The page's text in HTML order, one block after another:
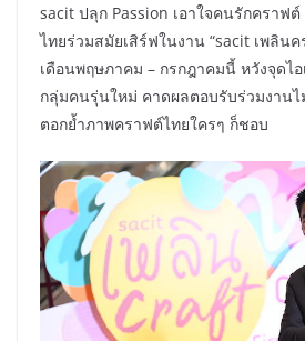
sacit ปลุก Passion เอาใจคนรักคราฟ
ไทยร่วมสมัยเสิร์ฟในงาน “sacit เพลิน
เดือนพฤษภาคม – กรกฎาคมนี้ หวังจุดไอ
กลุ่มคนรุ่นใหม่ คาดผลตอบรับร่วมงาน
ตอกย้ำภาพคราฟต์ไทยใครๆ ก็ชอบ